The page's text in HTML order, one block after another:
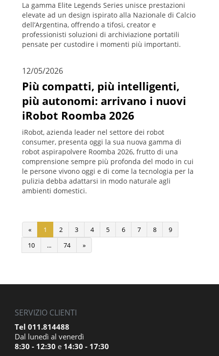
La gamma Elite Legends Series unisce prestazioni
elevate ad un design ispirato alla Nazionale di Calcio
dell’Argentina, offrendo a tifosi, creator e
professionisti soluzioni di archiviazione portatili
pensate per custodire i momenti più importanti.
12/05/2026
Più compatti, più intelligenti,
più autonomi: arrivano i nuovi
iRobot Roomba 2026
iRobot, azienda leader nel settore dei robot
consumer, presenta oggi la sua nuova gamma di
robot aspirapolvere Roomba 2026, frutto di una
comprensione sempre più profonda del modo in cui
le persone vivono oggi e di come la tecnologia per la
pulizia debba adattarsi in modo naturale agli
ambienti domestici.
« 1 2 3 4 5 6 7 8
9
10
... 74 »
SERVIZIO CLIENTI
Tel 011.814488
Dal lunedì al venerdì
8:30 - 12:30 e 14:30 - 17:30